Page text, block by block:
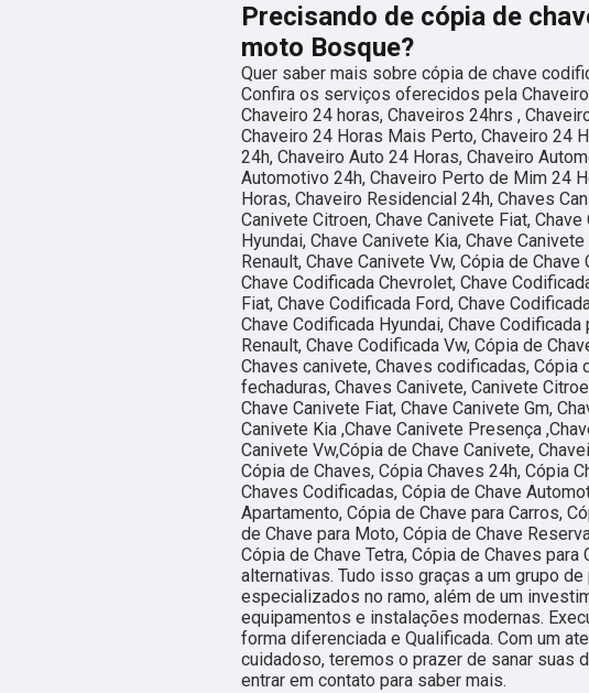
Precisando de cópia de
moto Bosque?
Quer saber mais sobre cópia de chave
Confira os serviços oferecidos pela
Chaveiro 24 horas, Chaveiros 24hrs ,
Chaveiro 24 Horas Mais Perto, Chaveiro 24
24h, Chaveiro Auto 24 Horas, Chaveiro
Automotivo 24h, Chaveiro Perto de Mim 24
Horas, Chaveiro Residencial 24h, Chaves
Canivete Citroen, Chave Canivete Fiat,
Hyundai, Chave Canivete Kia, Chave
Renault, Chave Canivete Vw, Cópia de
Chave Codificada Chevrolet, Chave
Fiat, Chave Codificada Ford, Chave
Chave Codificada Hyundai, Chave
Renault, Chave Codificada Vw, Cópia de
Chaves canivete, Chaves codificadas, Cópia
fechaduras, Chaves Canivete, Canivete
Chave Canivete Fiat, Chave Canivete Gm,
Canivete Kia ,Chave Canivete Presença
Canivete Vw,Cópia de Chave Canivete,
Cópia de Chaves, Cópia Chaves 24h, Cópia
Chaves Codificadas, Cópia de Chave
Apartamento, Cópia de Chave para Carros,
de Chave para Moto, Cópia de Chave
Cópia de Chave Tetra, Cópia de Chaves
alternativas. Tudo isso graças a um grupo
especializados no ramo, além de um
equipamentos e instalações modernas.
forma diferenciada e Qualificada. Com um
cuidadoso, teremos o prazer de sanar suas
entrar em contato para saber mais.